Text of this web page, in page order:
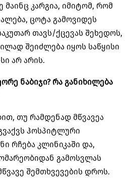
მაინც კარგია, იმიტომ, რომ
ცოტა გამოვიდეს
თავს/ქცევას შეხედოს,
შეიძლება იყოს საწყისი
არ არის.
ნაბიჯი? რა განიხილება
თუ რამდენად მწვავეა
ჰოსპიტლური
რჩება კლინიკაში და,
გამოსვლას
შემთხვევების დროს.